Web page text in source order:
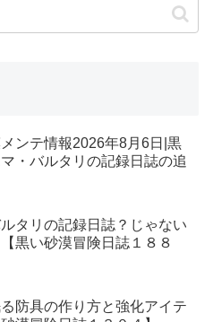
ンテ情報2026年8月6日|黒
・バルタリの記録日誌の追
タリの記録日誌？じゃない
黒い砂漠冒険日誌１８８
防具の作り方と強化アイテ